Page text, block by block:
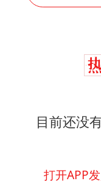
目前还没
打开APP